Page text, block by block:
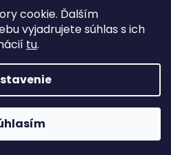
cookie. Ďalším
vyjadrujete súhlas s ich
tu.
Všetky práva vyhradené.Upraviť
cookies